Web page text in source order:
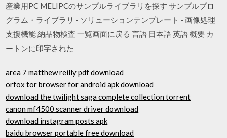
産業用PC MELIPCのサンプルライブラリを探す サンプルプロ
グラム・ライブラリ - ソリューションテンプレート - 画像処理
支援機能 納品物検査 一覧画面に戻る 言語 日本語 英語 概要 カ
ートンに印字された
area 7 matthew reilly pdf download
orfox tor browser for android apk download
download the twilight saga complete collection torrent
canon mf4500 scanner driver download
download instagram posts apk
baidu browser portable free download